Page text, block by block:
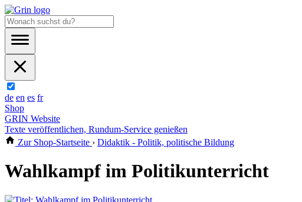
de en es fr
Shop
GRIN Website
Texte veröffentlichen, Rundum-Service genießen
Zur Shop-Startseite › Didaktik - Politik, politische Bildung
Wahlkampf im Politikunterricht